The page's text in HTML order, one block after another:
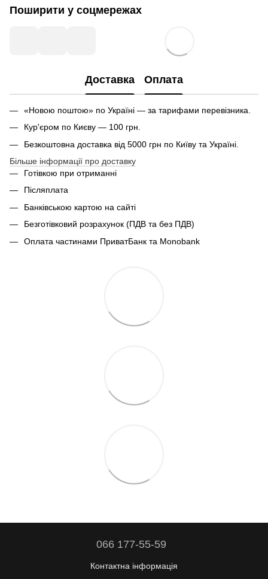
Поширити у соцмережах
Доставка Оплата
«Новою поштою» по Україні — за тарифами перевізника.
Кур'єром по Києву — 100 грн.
Безкоштовна доставка від 5000 грн по Київу та Україні.
Більше інформації про доставку
Готівкою при отриманні
Післяплата
Банківською картою на сайті
Безготівковий розрахунок (ПДВ та без ПДВ)
Оплата частинами ПриватБанк та Monobank
066 177-55-59
Контактна інформація